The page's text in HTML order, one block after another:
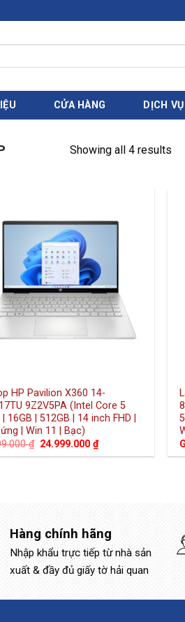
CỬA HÀNG DỊCH VỤ
Showing all 4 results
HP Pavilion X360 14-
9Z2V5PA (Intel Core 5
16GB | 512GB | 14 inch FHD |
| Win 11 | Bạc)
₫ Giá
24.999.000₫Giá
hiện
Hàng chính hãng
Nhập khẩu trực tiếp từ nhà sản
xuất & đầy đủ giấy tờ hải quan